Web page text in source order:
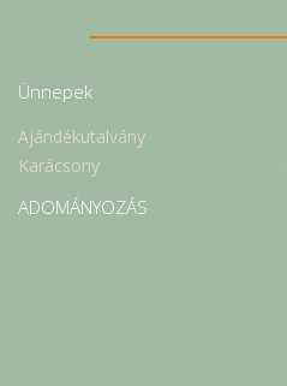
Ünnepek
Ajándékutalvány
Karácsony
ADOMÁNYOZÁS